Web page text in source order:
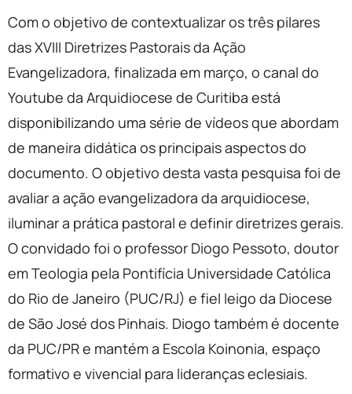
Com o objetivo de contextualizar os três pilares
das XVIII Diretrizes Pastorais da Ação
Evangelizadora, finalizada em março, o canal do
Youtube da Arquidiocese de Curitiba está
disponibilizando uma série de vídeos que abordam
de maneira didática os principais aspectos do
documento. O objetivo desta vasta pesquisa foi de
avaliar a ação evangelizadora da arquidiocese,
iluminar a prática pastoral e definir diretrizes gerais.
O convidado foi o professor Diogo Pessoto, doutor
em Teologia pela Pontifícia Universidade Católica
do Rio de Janeiro (PUC/RJ) e fiel leigo da Diocese
de São José dos Pinhais. Diogo também é docente
da PUC/PR e mantém a Escola Koinonia, espaço
formativo e vivencial para lideranças eclesiais.